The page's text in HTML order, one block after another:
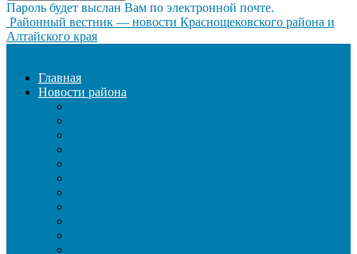
Пароль будет выслан Вам по электронной почте.
Районный вестник — новости Краснощековского района и
Алтайского края
Главная
Новости района